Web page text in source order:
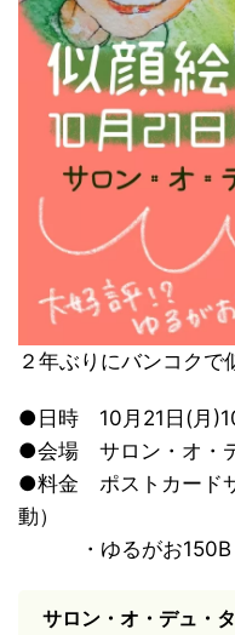
２年ぶりにバンコクで
●日時 10月21日(月
●会場 サロン・オ・
●料金 ポストカード
動）
・ゆるがお150B
サロン・オ・デュ・